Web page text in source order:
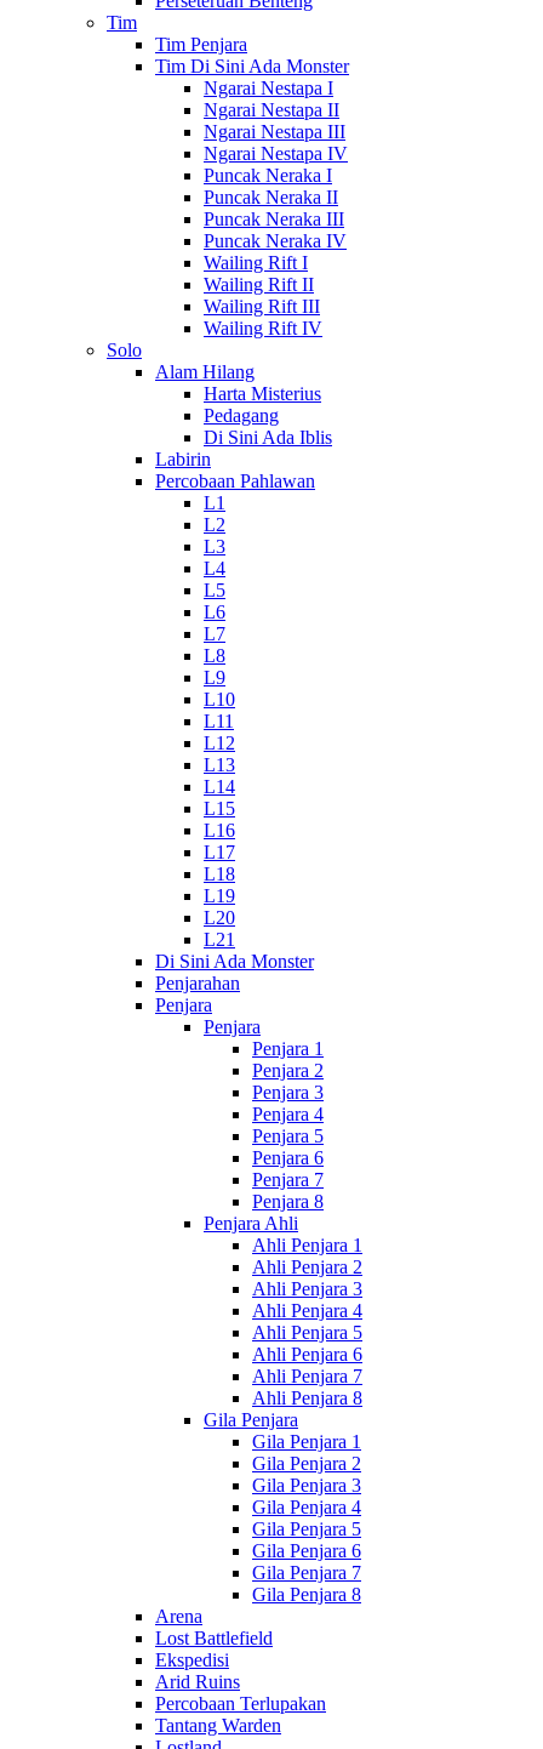
Tim
Tim Penjara
Tim Di Sini Ada Monster
Ngarai Nestapa I
Ngarai Nestapa II
Ngarai Nestapa III
Ngarai Nestapa IV
Puncak Neraka I
Puncak Neraka II
Puncak Neraka III
Puncak Neraka IV
Wailing Rift I
Wailing Rift II
Wailing Rift III
Wailing Rift IV
Solo
Alam Hilang
Harta Misterius
Pedagang
Di Sini Ada Iblis
Labirin
Percobaan Pahlawan
L1
L2
L3
L4
L5
L6
L7
L8
L9
L10
L11
L12
L13
L14
L15
L16
L17
L18
L19
L20
L21
Di Sini Ada Monster
Penjarahan
Penjara
Penjara
Penjara 1
Penjara 2
Penjara 3
Penjara 4
Penjara 5
Penjara 6
Penjara 7
Penjara 8
Penjara Ahli
Ahli Penjara 1
Ahli Penjara 2
Ahli Penjara 3
Ahli Penjara 4
Ahli Penjara 5
Ahli Penjara 6
Ahli Penjara 7
Ahli Penjara 8
Gila Penjara
Gila Penjara 1
Gila Penjara 2
Gila Penjara 3
Gila Penjara 4
Gila Penjara 5
Gila Penjara 6
Gila Penjara 7
Gila Penjara 8
Arena
Lost Battlefield
Ekspedisi
Arid Ruins
Percobaan Terlupakan
Tantang Warden